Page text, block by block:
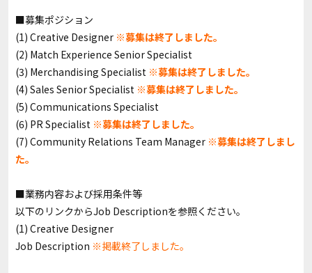
■募集ポジション
(1) Creative Designer ※募集は終了しました。
(2) Match Experience Senior Specialist
(3) Merchandising Specialist ※募集は終了しました。
(4) Sales Senior Specialist ※募集は終了しました。
(5) Communications Specialist
(6) PR Specialist ※募集は終了しました。
(7) Community Relations Team Manager ※募集は終了しまし
た。
■業務内容および採用条件等
以下のリンクからJob Descriptionを参照ください。
(1) Creative Designer
Job Description ※掲載終了しました。